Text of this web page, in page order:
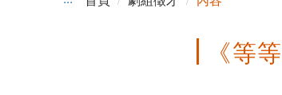
《等